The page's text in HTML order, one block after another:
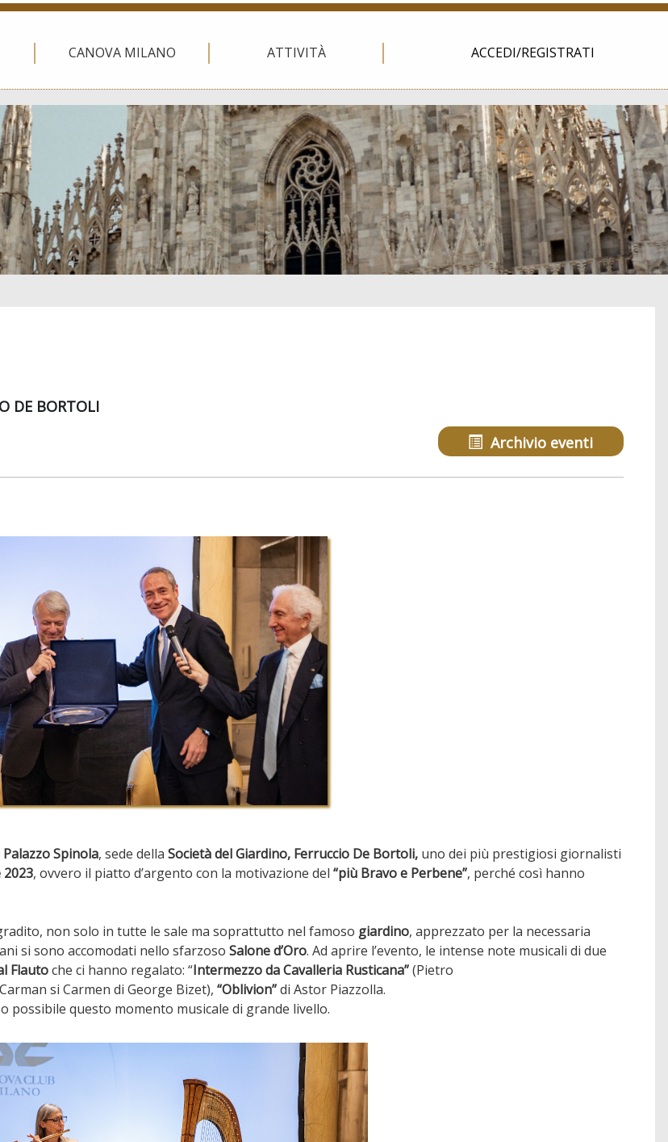
CANOVA MILANO ATTIVITÀ ACCEDI/REGISTRATI
DE BORTOLI
Archivio eventi
Palazzo Spinola, sede dellaSocietà del Giardino, Ferruccio De Bortoli, uno dei più prestigiosi giornalisti
2023, ovvero il piatto d’argento con la motivazione del “più Bravo e Perbene”, perché così hanno
non solo in tutte le sale ma soprattutto nel famoso giardino, apprezzato per la necessaria
si sono accomodati nello sfarzosoSalone d’Oro. Ad aprire l’evento, le intense note musicali di due
Flautoche ci hanno regalato: “Intermezzo da Cavalleria Rusticana”(Pietro
si Carmen di George Bizet),“Oblivion”di Astor Piazzolla.
possibile questo momento musicale di grande livello.